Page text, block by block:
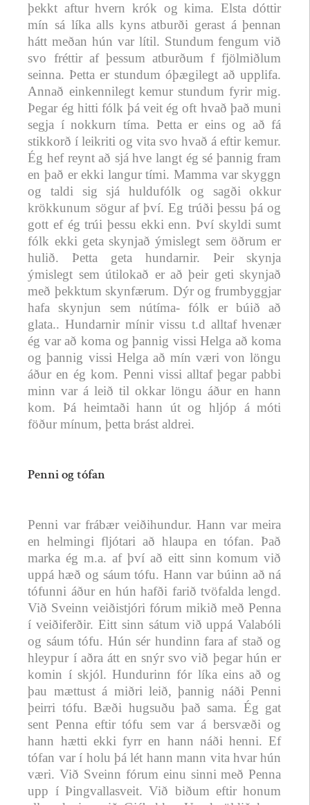
þekkt aftur hvern krók og kima. Elsta dóttir
mín sá líka alls kyns atburði gerast á þennan
hátt meðan hún var lítil. Stundum fengum við
svo fréttir af þessum atburðum f fjölmiðlum
seinna. Þetta er stundum óþægilegt að upplifa.
Annað einkennilegt kemur stundum fyrir mig.
Þegar ég hitti fólk þá veit ég oft hvað það muni
segja í nokkurn tíma. Þetta er eins og að fá
stikkorð í leikriti og vita svo hvað á eftir kemur.
Ég hef reynt að sjá hve langt ég sé þannig fram
en það er ekki langur tími. Mamma var skyggn
og taldi sig sjá huldufólk og sagði okkur
krökkunum sögur af því. Eg trúði þessu þá og
gott ef ég trúi þessu ekki enn. Því skyldi sumt
fólk ekki geta skynjað ýmislegt sem öðrum er
hulið. Þetta geta hundarnir. Þeir skynja
ýmislegt sem útilokað er að þeir geti skynjað
með þekktum skynfærum. Dýr og frumbyggjar
hafa skynjun sem nútíma- fólk er búið að
glata.. Hundarnir mínir vissu t.d alltaf hvenær
ég var að koma og þannig vissi Helga að koma
og þannig vissi Helga að mín væri von löngu
áður en ég kom. Penni vissi alltaf þegar pabbi
minn var á leið til okkar löngu áður en hann
kom. Þá heimtaði hann út og hljóp á móti
föður mínum, þetta brást aldrei.
Penni og tófan
Penni var frábær veiðihundur. Hann var meira
en helmingi fljótari að hlaupa en tófan. Það
marka ég m.a. af því að eitt sinn komum við
uppá hæð og sáum tófu. Hann var búinn að ná
tófunni áður en hún hafði farið tvöfalda lengd.
Við Sveinn veiðistjóri fórum mikið með Penna
í veiðiferðir. Eitt sinn sátum við uppá Valabóli
og sáum tófu. Hún sér hundinn fara af stað og
hleypur í aðra átt en snýr svo við þegar hún er
komin í skjól. Hundurinn fór líka eins að og
þau mættust á miðri leið, þannig náði Penni
þeirri tófu. Bæði hugsuðu það sama. Ég gat
sent Penna eftir tófu sem var á bersvæði og
hann hætti ekki fyrr en hann náði henni. Ef
tófan var í holu þá lét hann mann vita hvar hún
væri. Við Sveinn fórum einu sinni með Penna
upp í Þingvallasveit. Við biðum eftir honum